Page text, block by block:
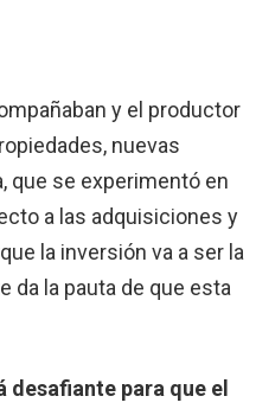
y el productor
nuevas
que se experimentó en
a las adquisiciones y
la inversión va a ser la
da la pauta de que esta
para que el